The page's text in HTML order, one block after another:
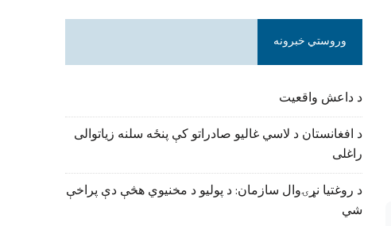
وروستي خبرونه
د داعش واقعیت
د افغانستان د لاسي غالیو صادراتو کې پنځه سلنه زیاتوالی
راغلی
د روغتیا نړۍوال سازمان: د پولیو د مخنیوي هڅې دې پراخې
شي